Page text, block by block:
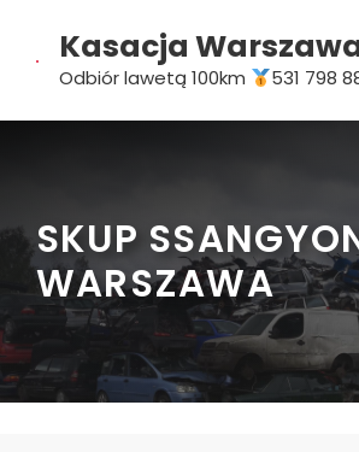
Kasacja
Odbiór lawetą 100km 531 798
SKUP
WARSZAWA